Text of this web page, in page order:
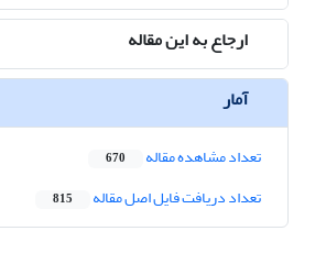
ارجاع به این مقاله
آمار
تعداد مشاهده مقاله 670
تعداد دریافت فایل اصل مقاله 815